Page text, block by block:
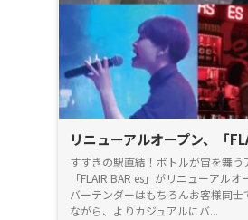
リニューアルオープン、「
すすきの駅直結！ボトルが宙を舞う
「FLAIR BAR es」がリニューアルオ
バーテンダーはもちろんお客様同士
ながら、よりカジュアルにバ...